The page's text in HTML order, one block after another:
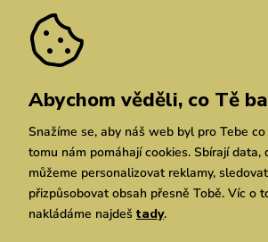
Pozáruční opravy
We Care
Dárkové poukazy
Vuchlook
Prodejny
Praha Brno Chrudim
Zásady ochrany osobních údajů
Abychom věděli, co Tě
Snažíme se, aby náš web byl pro Tebe
tomu nám pomáhají cookies. Sbírají data,
můžeme personalizovat reklamy,
přizpůsobovat obsah přesně Tobě. Víc o
nakládáme najdeš tady.